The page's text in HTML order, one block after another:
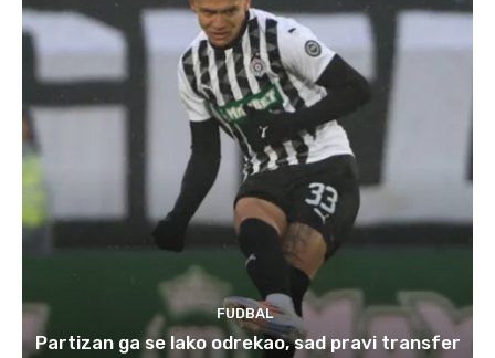
FUDBAL
Partizan ga se lako odrekao, sad pravi transfer